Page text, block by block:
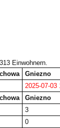
Einwohnern.
Gniezno
2025-07-03
Gniezno
3
0